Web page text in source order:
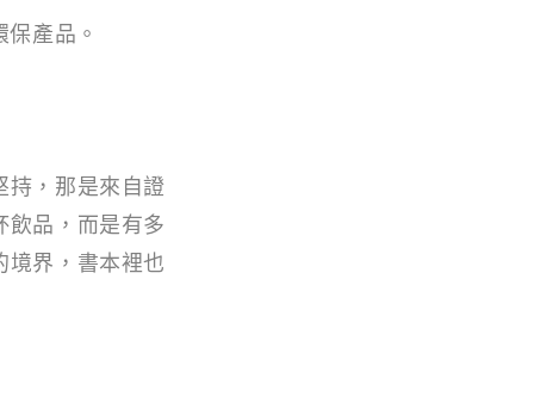
產品。
持，那是來自證
品，而是有多
界，書本裡也